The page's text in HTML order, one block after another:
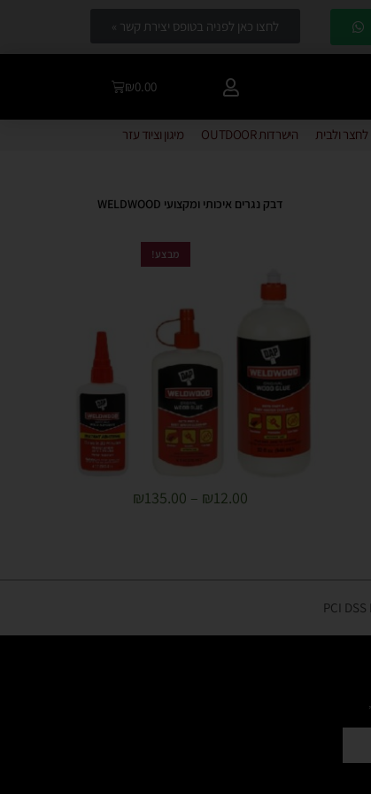
לחצו כאן לפניה בטופס יצירת קשר »
₪0.00
לחצר ולבית הישרדות OUTDOOR מיגון וציוד עזר
דבק נגרים איכותי ומקצועי WELDWOOD
מבצע!
₪12.00
–
₪135.00